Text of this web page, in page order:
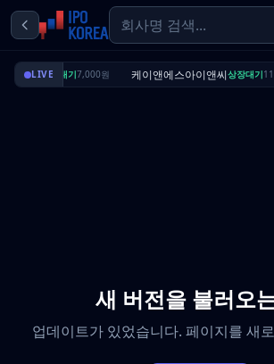
LIVE
리셔스상장대기7,000원 케이앤에스아이앤씨상장대기
새 버전을 불러오
업데이트가 있었습니다. 페이지를 새